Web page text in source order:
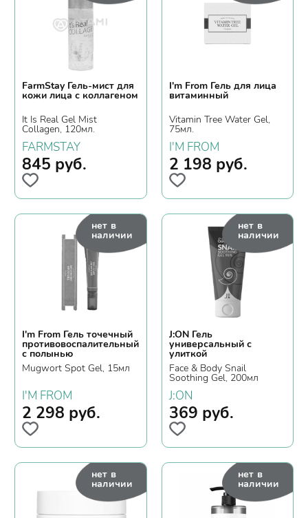
FarmStay Гель-мист для
кожи лица с коллагеном
It Is Real Gel Mist
Collagen, 120мл.
FARMSTAY
845 руб.
I'm From Гель для лица
витаминный
Vitamin Tree Water Gel,
75мл.
I'M FROM
2 198 руб.
нет в
наличии
I'm From Гель точечный
противовоспалительный
с полынью
Mugwort Spot Gel, 15мл
I'M FROM
2 298 руб.
нет в
наличии
J:ON Гель
универсальный с
улиткой
Face & Body Snail
Soothing Gel, 200мл
J:ON
369 руб.
нет в
наличии
нет в
наличии